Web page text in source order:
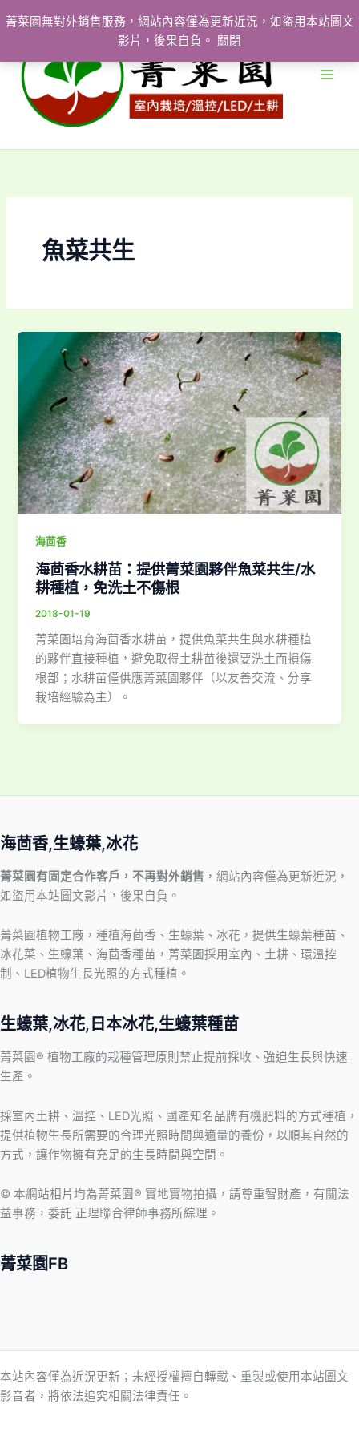
菁菜園無對外銷售服務，網站內容僅為更新近況，如盜用本站圖文
影片，後果自負。
關閉
至
要
魚菜共生
海茴香
海茴香水耕苗：提供菁菜園夥伴魚菜共生/水
耕種植，免洗土不傷根
2018-01-19
菁菜園培育海茴香水耕苗，提供魚菜共生與水耕種植
的夥伴直接種植，避免取得土耕苗後還要洗土而損傷
根部；水耕苗僅供應菁菜園夥伴（以友善交流、分享
栽培經驗為主）。
海茴香,生蠔葉,冰花
菁菜園有固定合作客戶，不再對外銷售 ，網站內容僅為更新近況，
如盜用本站圖文影片，後果自負。
菁菜園植物工廠，種植海茴香、生蠔葉、冰花，提供生蠔葉種苗、
冰花菜、生蠔葉、海茴香種苗，菁菜園採用室內、土耕、環溫控
制、LED植物生長光照的方式種植。
生蠔葉,冰花,日本冰花,生蠔葉種苗
菁菜園® 植物工廠的栽種管理原則禁止提前採收、強迫生長與快速
生產。
採室內土耕、溫控、LED光照、國產知名品牌有機肥料的方式種植，
提供植物生長所需要的合理光照時間與適量的養份，以順其自然的
方式，讓作物擁有充足的生長時間與空間。
© 本網站相片均為菁菜園® 實地實物拍攝，請尊重智財產，有關法
益事務，委託 正理聯合律師事務所綜理。
菁菜園FB
本站內容僅為近況更新；未經授權擅自轉載、重製或使用本站圖文
影音者，將依法追究相關法律責任。